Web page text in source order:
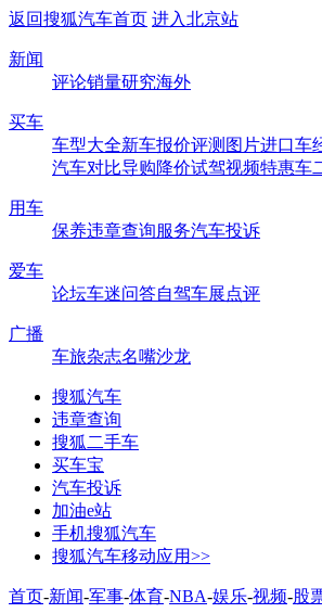
返回搜狐汽车首页 进入北京站
新闻
评论销量研究海外
买车
车型大全新车报价评测 图片进口车
汽车对比导购降价试驾视频特惠车
用车
保养违章查询服务汽车投诉
爱车
论坛车迷问答自驾车展点评
广播
车旅杂志名嘴沙龙
搜狐汽车
违章查询
搜狐二手车
买车宝
汽车投诉
加油e站
手机搜狐汽车
搜狐汽车移动应用>>
首页-新闻-军事-体育-NBA-娱乐-视频-股